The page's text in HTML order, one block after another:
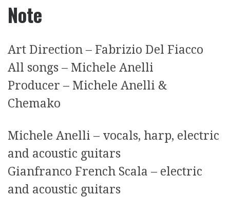
Note
Art Direction – Fabrizio Del Fiacco
All songs – Michele Anelli
Producer – Michele Anelli &
Chemako
Michele Anelli – vocals, harp, electric
and acoustic guitars
Gianfranco French Scala – electric
and acoustic guitars